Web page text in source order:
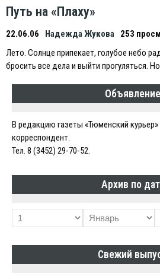
Путь на «Плаху»
22.06.06 Надежда Жукова
253
Лето. Солнце припекает, голубое небо
бросить все дела и выйти прогуляться. Но
Объявление
В редакцию газеты «Тюменский курьер»
корреспондент.
Тел. 8 (3452) 29-70-52.
Архив по
Свежий